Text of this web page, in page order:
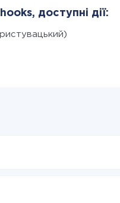
доступні дії: